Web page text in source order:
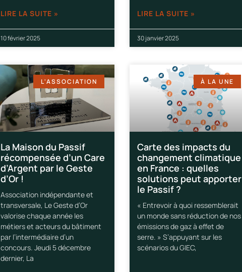
LIRE LA SUITE »
10 février 2025
LIRE LA SUITE »
30 janvier 2025
L'ASSOCIATION
La Maison du Passif
récompensée d’un Care
d’Argent par le Geste
d’Or !
Association indépendante et
transversale, Le Geste d’Or
valorise chaque année les
métiers et acteurs du bâtiment
par l’intermédiaire d’un
concours. Jeudi 5 décembre
dernier, La
À LA UNE
Carte des impacts du
changement climatique
en France : quelles
solutions peut apporter
le Passif ?
« Entrevoir à quoi ressemblerait
un monde sans réduction de nos
émissions de gaz à effet de
serre. » S’appuyant sur les
scénarios du GIEC,